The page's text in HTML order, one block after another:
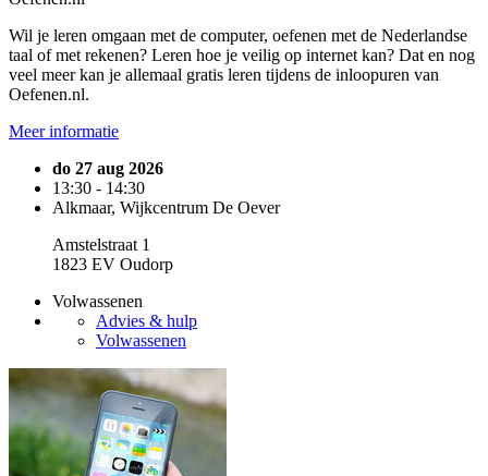
Wil je leren omgaan met de computer, oefenen met de Nederlandse
taal of met rekenen? Leren hoe je veilig op internet kan? Dat en nog
veel meer kan je allemaal gratis leren tijdens de inloopuren van
Oefenen.nl.
Meer informatie
do 27 aug 2026
13:30 - 14:30
Alkmaar, Wijkcentrum De Oever
Amstelstraat 1
1823 EV Oudorp
Volwassenen
Advies & hulp
Volwassenen